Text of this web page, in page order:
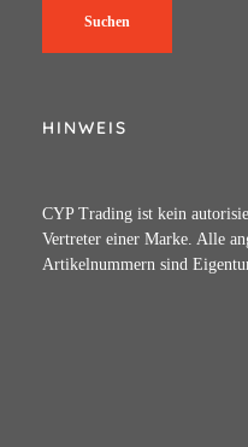
Suchen
HINWEIS
CYP Trading ist kein
Vertreter einer Marke. Alle
Artikelnummern sind